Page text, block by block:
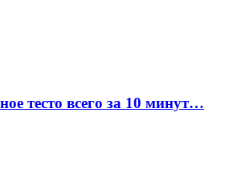
тесто всего за 10 минут…